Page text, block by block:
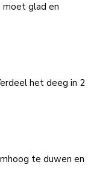
moet glad en
het deeg in 2
te duwen en